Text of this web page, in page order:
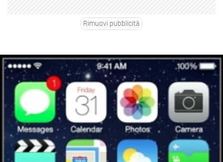
Rimuovi pubblicità